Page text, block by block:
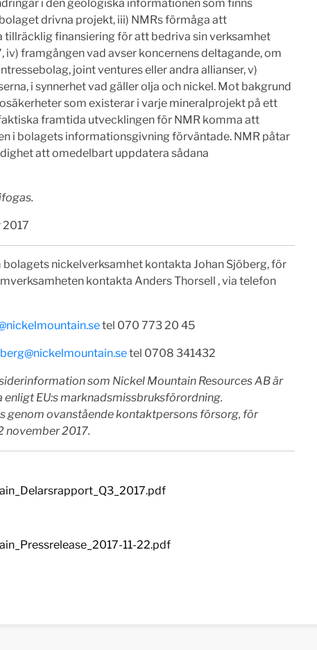
i den geologiska informationen som finns
drivna projekt, iii) NMRs förmåga att
tillräcklig finansiering för att bedriva sin verksamhet
iv) framgången vad avser koncernens deltagande, om
joint ventures eller andra allianser, v)
i synnerhet vad gäller olja och nickel. Mot bakgrund
som existerar i varje mineralprojekt på ett
framtida utvecklingen för NMR komma att
i bolagets informationsgivning förväntade. NMR påtar
att omedelbart uppdatera sådana
nickelverksamhet kontakta Johan Sjöberg, för
kontakta Anders Thorsell , via telefon
tel 070 773 20 45
tel 0708 341432
som Nickel Mountain Resources AB är
EU:s marknadsmissbruksförordning.
genom ovanstående kontaktpersons försorg, för
november 2017.
11-22.pdf